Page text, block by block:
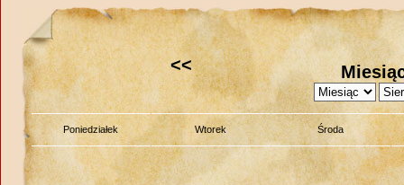
<<
Poniedziałek Wtorek Środa